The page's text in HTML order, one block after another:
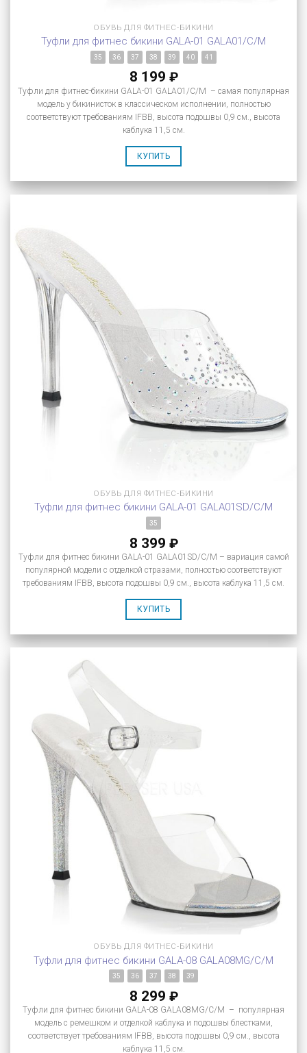
ОБУВЬ ДЛЯ ФИТНЕС-БИКИНИ
Туфли для фитнес бикини GALA-01 GALA01/C/M
35 36 37 38 39 40 41
8 199 ₽
Туфли для фитнес-бикини GALA-01 GALA01/C/M – самая популярная
модель у бикинисток в классическом исполнении, полностью
соответствуют требованиям IFBB, высота подошвы 0,9 см., высота
каблука 11,5 см.
КУПИТЬ
ОБУВЬ ДЛЯ ФИТНЕС-БИКИНИ
Туфли для фитнес бикини GALA-01 GALA01SD/C/M
35
8 399 ₽
Туфли для фитнес бикини GALA-01 GALA01SD/C/M – вариация самой
популярной модели с отделкой стразами, полностью соответствуют
требованиям IFBB, высота подошвы 0,9 см., высота каблука 11,5 см.
КУПИТЬ
ОБУВЬ ДЛЯ ФИТНЕС-БИКИНИ
Туфли для фитнес бикини GALA-08 GALA08MG/C/M
35 36 37 38 39
8 299 ₽
Туфли для фитнес бикини GALA-08 GALA08MG/C/M – популярная
модель с ремешком и отделкой каблука и подошвы блестками,
соответствует требованиям IFBB, высота подошвы 0,9 см., высота
каблука 11,5 см.